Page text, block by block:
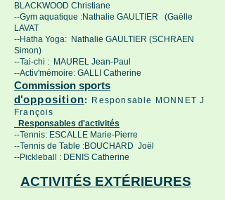
BLACKWOOD Christiane
--Gym aquatique :Nathalie GAULTIER (Gaëlle
LAVAT
--Hatha Yoga: Nathalie GAULTIER (SCHRAEN
Simon)
--Tai-chi : MAUREL Jean-Paul
--Activ'mémoire: GALLI Catherine
Commission sports
d'opposition:
Responsable MONNET J
François
Responsables d'activités
--Tennis: ESCALLE Marie-Pierre
--Tennis de Table :BOUCHARD Joël
--Pickleball : DENIS Catherine
ACTIVITÉS EXTÉRIEURES